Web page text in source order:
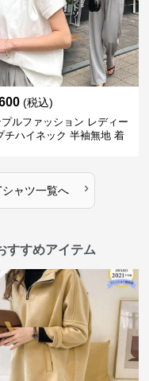
(税込)
プルファッション レディー
チハイネック 半袖無地 着
シャツ一覧へ ›
すすめアイテム